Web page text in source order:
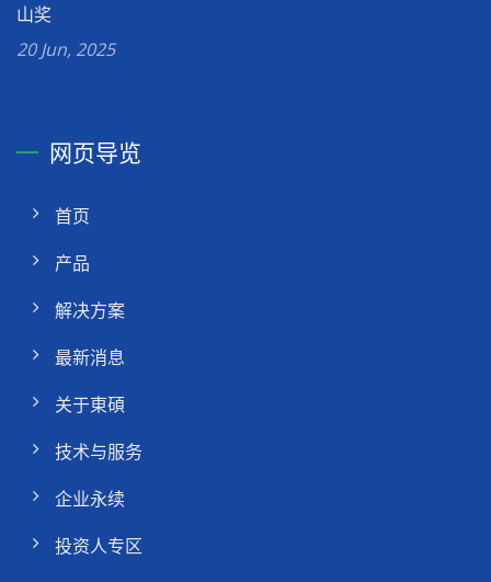
山奖
20 Jun, 2025
网页导览
首页
产品
解决方案
最新消息
关于東碩
技术与服务
企业永续
投资人专区